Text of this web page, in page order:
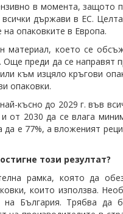
в момента, защото
държави в ЕС.
опаковките в Европа.
материал, което се
преди да се направят
към изцяло кръгови
опаковки.
късно до 2029 г. във
и от 2030 да се влага
е 77%, а вложеният
този резултат?
рамка, която да
които използва.
България. Трябва да